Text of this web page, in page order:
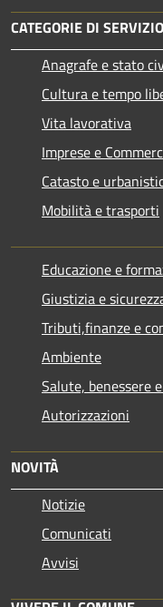
CATEGORIE DI SERVIZIO
Anagrafe e stato
Cultura e tempo
Vita lavorativa
Imprese e
Catasto e
Mobilità e trasporti
Educazione e
Giustizia e
Tributi,finanze e
Ambiente
Salute, benessere
Autorizzazioni
NOVITÀ
Notizie
Comunicati
Avvisi